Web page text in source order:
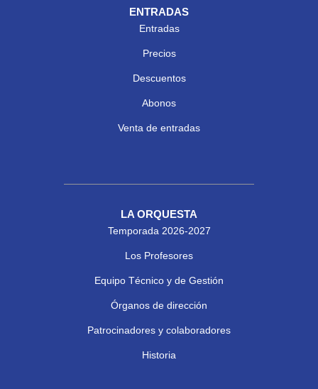
ENTRADAS
Entradas
Precios
Descuentos
Abonos
Venta de entradas
LA ORQUESTA
Temporada 2026-2027
Los Profesores
Equipo Técnico y de Gestión
Órganos de dirección
Patrocinadores y colaboradores
Historia